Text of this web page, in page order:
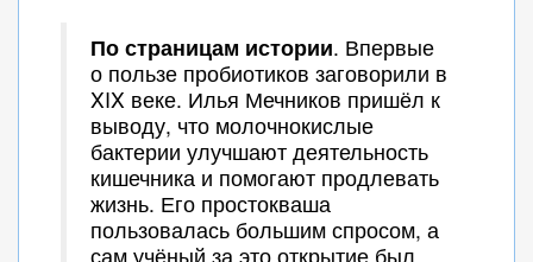
По страницам истории. Впервые
о пользе пробиотиков заговорили в
XIX веке. Илья Мечников пришёл к
выводу, что молочнокислые
бактерии улучшают деятельность
кишечника и помогают продлевать
жизнь. Его простокваша
пользовалась большим спросом, а
сам учёный за это открытие был